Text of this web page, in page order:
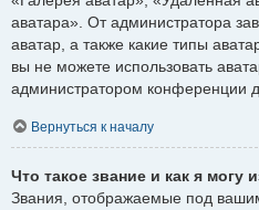
аватара». От администратора
аватар, а также какие типы
вы не можете использовать
администратором конференции
Вернуться к началу
Что такое звание и как я могу
Звания, отображаемые под